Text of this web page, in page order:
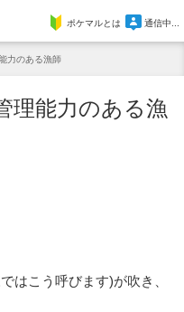
Marcheポケマルとは 通信中...
力のある漁師
理能力のある漁
はこう呼びます)が吹き、